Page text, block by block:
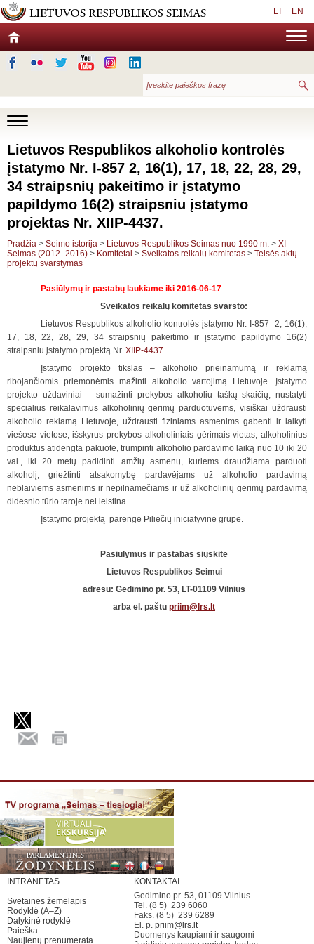
LT EN
Lietuvos Respublikos alkoholio kontrolės
įstatymo Nr. I-857 2, 16(1), 17, 18, 22, 28, 29,
34 straipsnių pakeitimo ir įstatymo
papildymo 16(2) straipsniu įstatymo
projektas Nr. XIIP-4437.
Pradžia > Seimo istorija > Lietuvos Respublikos Seimas nuo 1990 m. > XI
Seimas (2012–2016) > Komitetai > Sveikatos reikalų komitetas > Teisės aktų
projektų svarstymas
Pasiūlymų ir pastabų laukiame iki 2016-06-17
Sveikatos reikalų komitetas svarsto:
Lietuvos Respublikos alkoholio kontrolės įstatymo Nr. I-857 2, 16(1),
17, 18, 22, 28, 29, 34 straipsnių pakeitimo ir įstatymo papildymo 16(2)
straipsniu įstatymo projektą Nr. XIIP-4437.
Įstatymo projekto tikslas – alkoholio prieinamumą ir reklamą
ribojančiomis priemonėmis mažinti alkoholio vartojimą Lietuvoje. Įstatymo
projekto uždaviniai – sumažinti prekybos alkoholiu taškų skaičių, nustatyti
specialius reikalavimus alkoholinių gėrimų parduotuvėms, visiškai uždrausti
alkoholio reklamą Lietuvoje, uždrausti fiziniams asmenims gabenti ir laikyti
viešose vietose, išskyrus prekybos alkoholiniais gėrimais vietas, alkoholinius
produktus atidengta pakuote, trumpinti alkoholio pardavimo laiką nuo 10 iki 20
val., iki 20 metų padidinti amžių asmenų, kuriems draudžiama parduoti
alkoholį, griežtinti atsakomybę pardavėjams už alkoholio pardavimą
neblaiviems asmenims ir nepilnamečiams ir už alkoholinių gėrimų pardavimą
didesnio tūrio taroje nei leistina.
Įstatymo projektą parengė Piliečių iniciatyvinė grupė.
Pasiūlymus ir pastabas siųskite
Lietuvos Respublikos Seimui
adresu: Gedimino pr. 53, LT-01109 Vilnius
arba el. paštu priim@lrs.lt
INTRANETAS
Svetainės žemėlapis
Rodyklė (A–Z)
Dalykinė rodyklė
Paieška
Naujienų prenumerata
KONTAKTAI
Gedimino pr. 53, 01109 Vilnius
Tel. (8 5) 239 6060
Faks. (8 5) 239 6289
El. p. priim@lrs.lt
Duomenys kaupiami ir saugomi